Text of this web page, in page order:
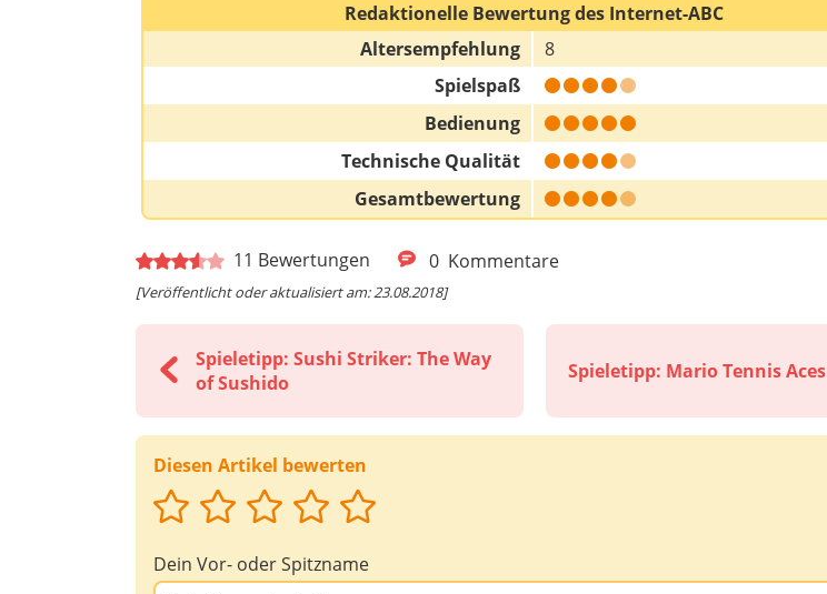
Redaktionelle Bewertung des Internet-ABC
Altersempfehlung
8
Spielspaß
Bedienung
Technische Qualität
Gesamtbewertung
11 Bewertungen 0 Kommentare
[Veröffentlicht oder aktualisiert am: 23.08.2018]
Spieletipp: Sushi Striker: The Way
of Sushido
Spieletipp: Mario Tennis Aces
Diesen Artikel bewerten
Dein Vor- oder Spitzname